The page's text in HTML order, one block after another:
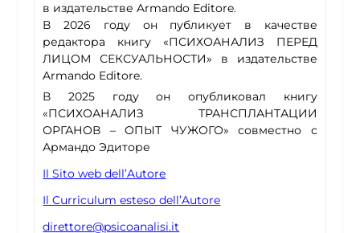
в издательстве Armando Editore.
В 2026 году он публикует в качестве
редактора книгу «ПСИХОАНАЛИЗ ПЕРЕД
ЛИЦОМ СЕКСУАЛЬНОСТИ» в издательстве
Armando Editore.
В 2025 году он опубликовал книгу
«ПСИХОАНАЛИЗ ТРАНСПЛАНТАЦИИ
ОРГАНОВ – ОПЫТ ЧУЖОГО» совместно с
Армандо Эдиторе
Il Sito web dell’Autore
Il Curriculum esteso dell’Autore
direttore@psicoanalisi.it